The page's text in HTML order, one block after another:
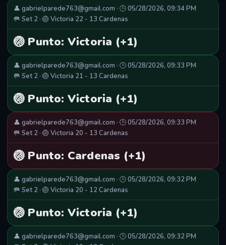
👤 gabrielparede763@gmail.com · 🕒 05/28/2026, 09:34 PM
🥅 Set 2 · 🏐 Victoria 22 - 13 Cardenas
🏐 Punto: Victoria (+1)
👤 gabrielparede763@gmail.com · 🕒 05/28/2026, 09:33 PM
🥅 Set 2 · 🏐 Victoria 21 - 13 Cardenas
🏐 Punto: Victoria (+1)
👤 gabrielparede763@gmail.com · 🕒 05/28/2026, 09:33 PM
🥅 Set 2 · 🏐 Victoria 20 - 13 Cardenas
🏐 Punto: Cardenas (+1)
👤 gabrielparede763@gmail.com · 🕒 05/28/2026, 09:32 PM
🥅 Set 2 · 🏐 Victoria 20 - 12 Cardenas
🏐 Punto: Victoria (+1)
👤 gabrielparede763@gmail.com · 🕒 05/28/2026, 09:32 PM